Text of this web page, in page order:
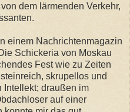
dem lärmenden Verkehr,
einem Nachrichtenmagazin
Schickeria von Moskau
Fest wie zu Zeiten
skrupellos und
Intellekt; draußen im
auf einer